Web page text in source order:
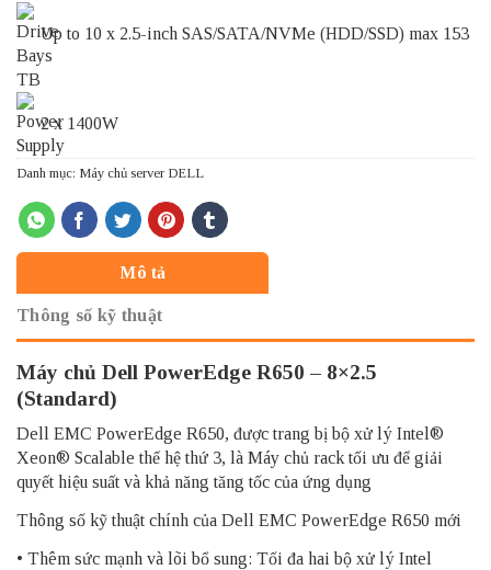
Up to 10 x 2.5-inch SAS/SATA/NVMe (HDD/SSD) max 153
TB
2 x 1400W
Danh mục: Máy chủ server DELL
Mô tả
Thông số kỹ thuật
Máy chủ Dell PowerEdge R650 – 8×2.5
(Standard)
Dell EMC PowerEdge R650, được trang bị bộ xử lý Intel®
Xeon® Scalable thế hệ thứ 3, là Máy chủ rack tối ưu để giải
quyết hiệu suất và khả năng tăng tốc của ứng dụng
Thông số kỹ thuật chính của Dell EMC PowerEdge R650 mới
• Thêm sức mạnh và lõi bổ sung: Tối đa hai bộ xử lý Intel